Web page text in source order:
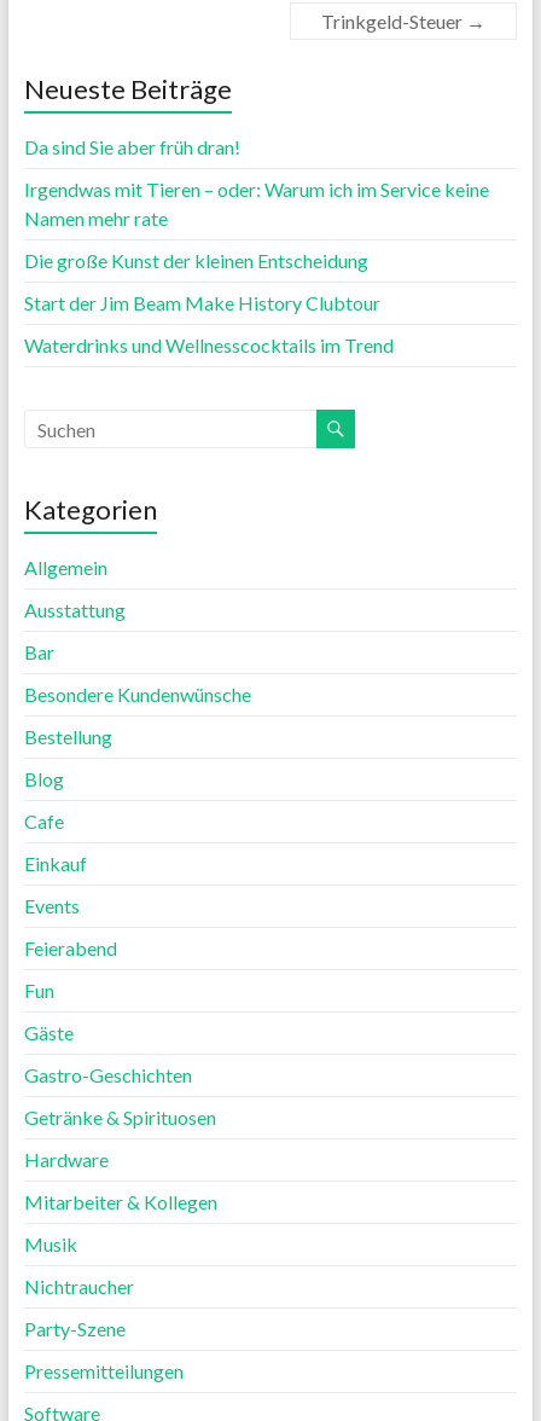
Trinkgeld-Steuer →
Neueste Beiträge
Da sind Sie aber früh dran!
Irgendwas mit Tieren – oder: Warum ich im Service keine
Namen mehr rate
Die große Kunst der kleinen Entscheidung
Start der Jim Beam Make History Clubtour
Waterdrinks und Wellnesscocktails im Trend
Kategorien
Allgemein
Ausstattung
Bar
Besondere Kundenwünsche
Bestellung
Blog
Cafe
Einkauf
Events
Feierabend
Fun
Gäste
Gastro-Geschichten
Getränke & Spirituosen
Hardware
Mitarbeiter & Kollegen
Musik
Nichtraucher
Party-Szene
Pressemitteilungen
Software